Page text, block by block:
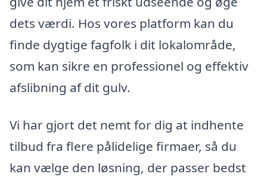
dets værdi. Hos vores platform kan du
finde dygtige fagfolk i dit lokalområde,
som kan sikre en professionel og effektiv
afslibning af dit gulv.
Vi har gjort det nemt for dig at indhente
tilbud fra flere pålidelige firmaer, så du
kan vælge den løsning, der passer bedst